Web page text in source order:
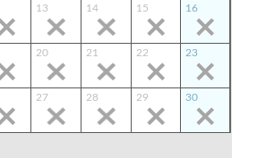
13 14 15 16
20 21 22 23
27 28 29 30